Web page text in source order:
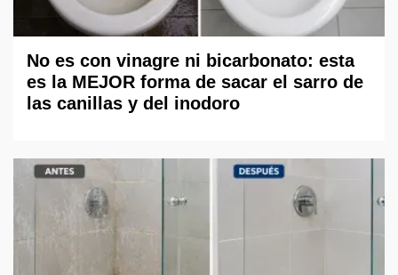
No es con vinagre ni bicarbonato: esta
es la MEJOR forma de sacar el sarro de
las canillas y del inodoro